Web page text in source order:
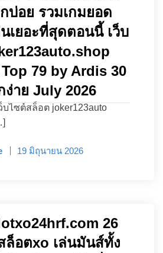
บ่อย รวมเกมยอด
เยอะที่สุดตอนนี้ เว็บ
79 by Ardis 30
ง่าย July 2026
บไซต์สล็อต joker123auto
19 มิถุนายน 2026
26
ล็อตxo เล่นมันส์ทั้ง